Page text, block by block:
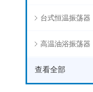
台式恒温振荡器
高温油浴振荡器
查看全部